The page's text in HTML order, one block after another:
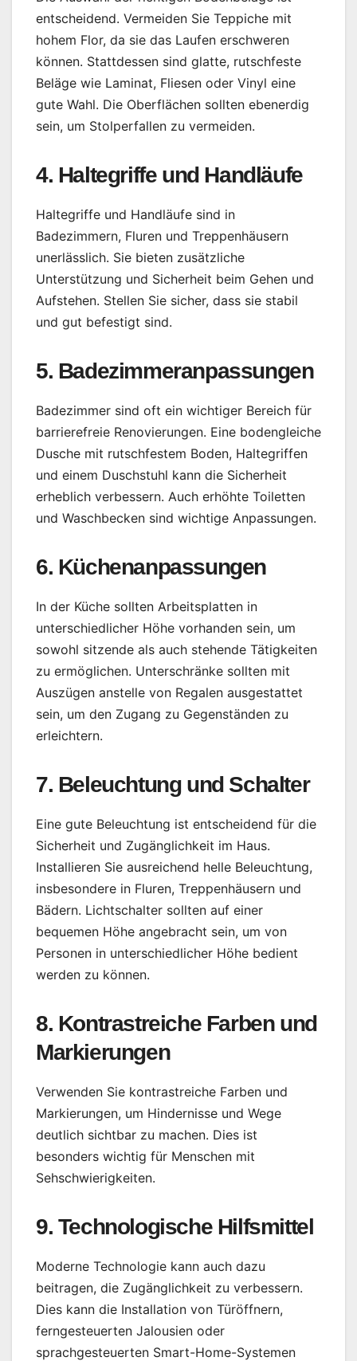
entscheidend. Vermeiden Sie Teppiche mit
hohem Flor, da sie das Laufen erschweren
können. Stattdessen sind glatte, rutschfeste
Beläge wie Laminat, Fliesen oder Vinyl eine
gute Wahl. Die Oberflächen sollten ebenerdig
sein, um Stolperfallen zu vermeiden.
4. Haltegriffe und Handläufe
Haltegriffe und Handläufe sind in
Badezimmern, Fluren und Treppenhäusern
unerlässlich. Sie bieten zusätzliche
Unterstützung und Sicherheit beim Gehen und
Aufstehen. Stellen Sie sicher, dass sie stabil
und gut befestigt sind.
5. Badezimmeranpassungen
Badezimmer sind oft ein wichtiger Bereich für
barrierefreie Renovierungen. Eine bodengleiche
Dusche mit rutschfestem Boden, Haltegriffen
und einem Duschstuhl kann die Sicherheit
erheblich verbessern. Auch erhöhte Toiletten
und Waschbecken sind wichtige Anpassungen.
6. Küchenanpassungen
In der Küche sollten Arbeitsplatten in
unterschiedlicher Höhe vorhanden sein, um
sowohl sitzende als auch stehende Tätigkeiten
zu ermöglichen. Unterschränke sollten mit
Auszügen anstelle von Regalen ausgestattet
sein, um den Zugang zu Gegenständen zu
erleichtern.
7. Beleuchtung und Schalter
Eine gute Beleuchtung ist entscheidend für die
Sicherheit und Zugänglichkeit im Haus.
Installieren Sie ausreichend helle Beleuchtung,
insbesondere in Fluren, Treppenhäusern und
Bädern. Lichtschalter sollten auf einer
bequemen Höhe angebracht sein, um von
Personen in unterschiedlicher Höhe bedient
werden zu können.
8. Kontrastreiche Farben und
Markierungen
Verwenden Sie kontrastreiche Farben und
Markierungen, um Hindernisse und Wege
deutlich sichtbar zu machen. Dies ist
besonders wichtig für Menschen mit
Sehschwierigkeiten.
9. Technologische Hilfsmittel
Moderne Technologie kann auch dazu
beitragen, die Zugänglichkeit zu verbessern.
Dies kann die Installation von Türöffnern,
ferngesteuerten Jalousien oder
sprachgesteuerten Smart-Home-Systemen